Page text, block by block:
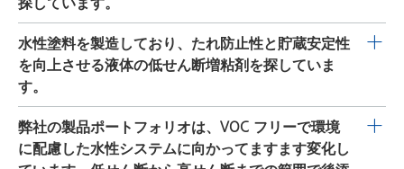
チキソトロピー性ゲルが速やかに形成されます。 弊社の
専門家は出発点の調合を喜んで提供します。
なレオロジー添加剤と併用することで、最適な加工性が
得られます。 推奨レベル： 目標とする調合の性質に応じ
て、全調合に対して 0.1～1.5％の添加剤（納入形態）。
例外的な場合では、添加量を 2％まで増加することが可
能です。 上記の推奨レベルを方針として使用することが
できます。最適なレベルは、一連のラボ試験を通して決
定されます。
可能です。これらの添加剤は液体なので、取り扱いが簡
単です。導入の際に、pH 値の調整や温度制御は不要で
す。RHEOBYK-H シリーズなどの低せん断領域で有効な
レオロジー添加剤と併用することで、最適な加工性が得
られます。
推奨レベル：
目標とする調合の性質に応じて、全調合に対して 1.0～
4.0％の添加剤（納入形態）。
キソトロピー流動挙動を生成します。最高の結果を得る
ためには、OPTIGEL-WXを顔料と研削することが推奨さ
れます。 推奨レベル： 目標とする調合の性質に応じて、
全調合に対して 0.3～2.0％の添加剤（納入形態）。 上記
の推奨レベルを方針として使用することができます。最
適なレベルは、一連のラボ試験を通して決定されます。
第 2 のオプションであるRHEOBYK-7420 ES は液体レオ
弊社の高せん断増粘剤 RHEOBYK-L 1400 VF、RHEOBYK-T
1000 VF、RHEOBYK-T 1010 VF は高せん断領域で粘度を
増加させ、低せん断領域では大きな影響を与えません。
加工性を改善し、層の厚みを増加させることにより、流
動性とレベリングの間の優れたバランスを実現すること
が可能です。本添加剤は液体なので、取り扱いが簡単で
水性塗料を製造しており、たれ防止性と貯蔵安定性
を向上させる液体の低せん断増粘剤を探していま
す。
出発点として、 RHEOBYK-H 7625 VF を推奨します。 他
にも以下のように広範囲の低せん断増粘剤があります：
弊社の製品ポートフォリオは、VOC フリーで環境
に配慮した水性システムに向かってますます変化し